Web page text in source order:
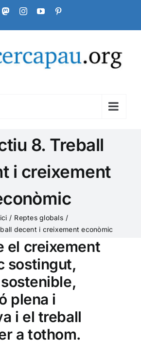
MastodonInstagram
YouTube
8. Treball
i creixement
Reptes globals
decent i creixement econòmic
el creixement
sostingut,
plena i
i el treball
a tothom.